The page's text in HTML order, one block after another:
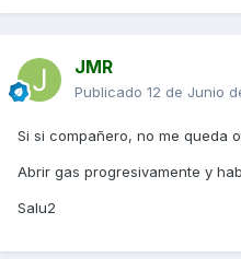
JMR
Publicado 12 de Junio
Si si compañero, no me queda
Abrir gas progresivamente y
Salu2